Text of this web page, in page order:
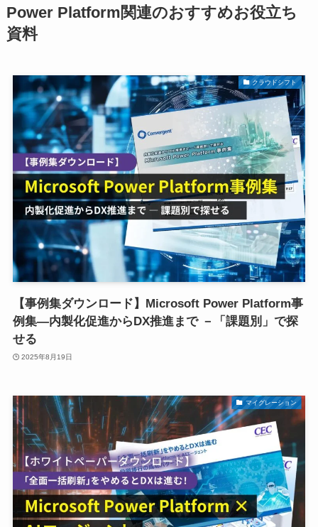
Power Platform関連のおすすめお役立ち
資料
クラウドシフト
【事例集ダウンロード】Microsoft Power Platform事
例集―内製化促進からDX推進まで －「課題別」で探
せる
2025年8月19日
マイグレーション